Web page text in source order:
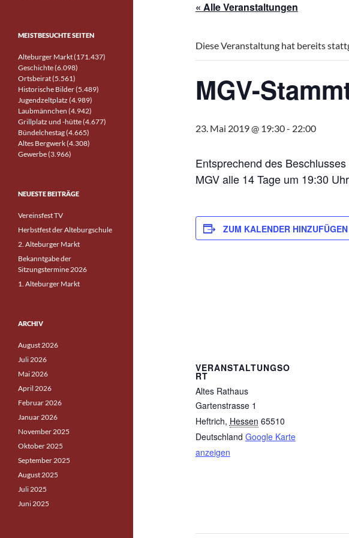
« Alle Veranstaltungen
Diese Veranstaltung hat bereits
MGV-
23. Mai 2019 @ 19:30- 22:00
Entsprechend des
MGV alle 14 Tage um 19:30
ZUM KALENDER HINZUFÜGEN
VERANSTALTUNGSO
RT
Altes Rathaus
Gartenstrasse 1
Heftrich, Hessen 65510
Deutschland Google Karte
anzeigen
MEISTBESUCHTE SEITEN
Alteburger Markt (171.437)
Geschichte (6.098)
Ortsbeirat (5.561)
Historische Bilder (5.489)
Jugendzeltplatz (4.989)
Laubmännchen (4.942)
Grillplatz und -hütte (4.677)
Bündelchestag (4.665)
Altes Bergwerk (4.308)
Gewerbe (3.966)
NEUESTE BEITRÄGE
Vereinsfest TV
Herbstfest der Alteburgschule
2. Alteburger Markt
Bekanntgabe der
Sitzungstermine 2026
1. Alteburger Markt
ARCHIV
August 2026
Juli 2026
Mai 2026
April 2026
Februar 2026
Januar 2026
November 2025
Oktober 2025
September 2025
August 2025
Juli 2025
Juni 2025